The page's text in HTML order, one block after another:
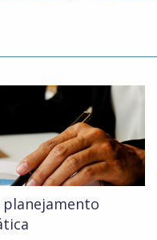
planejamento